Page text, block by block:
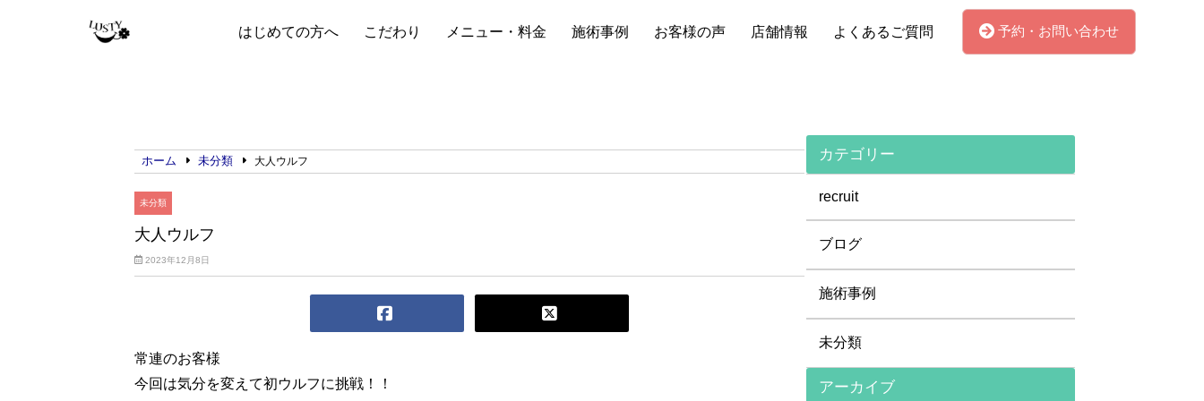
はじめての方へ こだわり メニュー・料金 施術事例 お客様の声 店舗情報 よくあるご質問 予約・お問い合わせ
ホーム 未分類 大人ウルフ
未分類
大人ウルフ
2023年12月8日
常連のお客様
今回は気分を変えて初ウルフに挑戦！！
カテゴリー
recruit
ブログ
施術事例
未分類
アーカイブ